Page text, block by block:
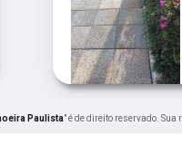
Paulista" é de direito reservado.